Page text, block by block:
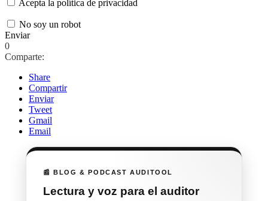
Acepta la política de privacidad
No soy un robot
Enviar
0
Comparte:
Share
Compartir
Enviar
Tweet
Gmail
Email
📰 BLOG & PODCAST AUDITOOL
Lectura y voz para el auditor